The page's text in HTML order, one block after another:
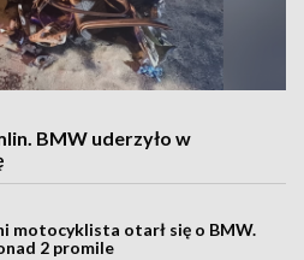
BMW uderzyło w
motocyklista otarł się o BMW.
2 promile